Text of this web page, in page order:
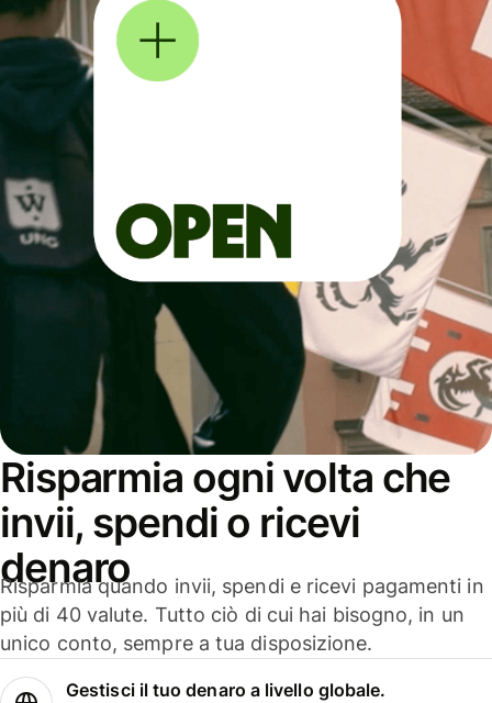
Risparmia ogni volta che
invii, spendi o ricevi
denaro
Risparmia quando invii, spendi e ricevi pagamenti in
più di 40 valute. Tutto ciò di cui hai bisogno, in un
unico conto, sempre a tua disposizione.
Gestisci il tuo denaro a livello globale.